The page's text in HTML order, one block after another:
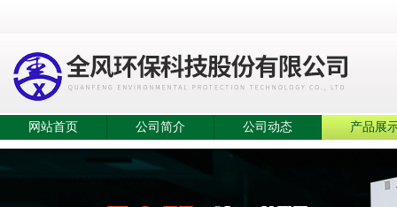
网站首页 公司简介 公司动态 产品展